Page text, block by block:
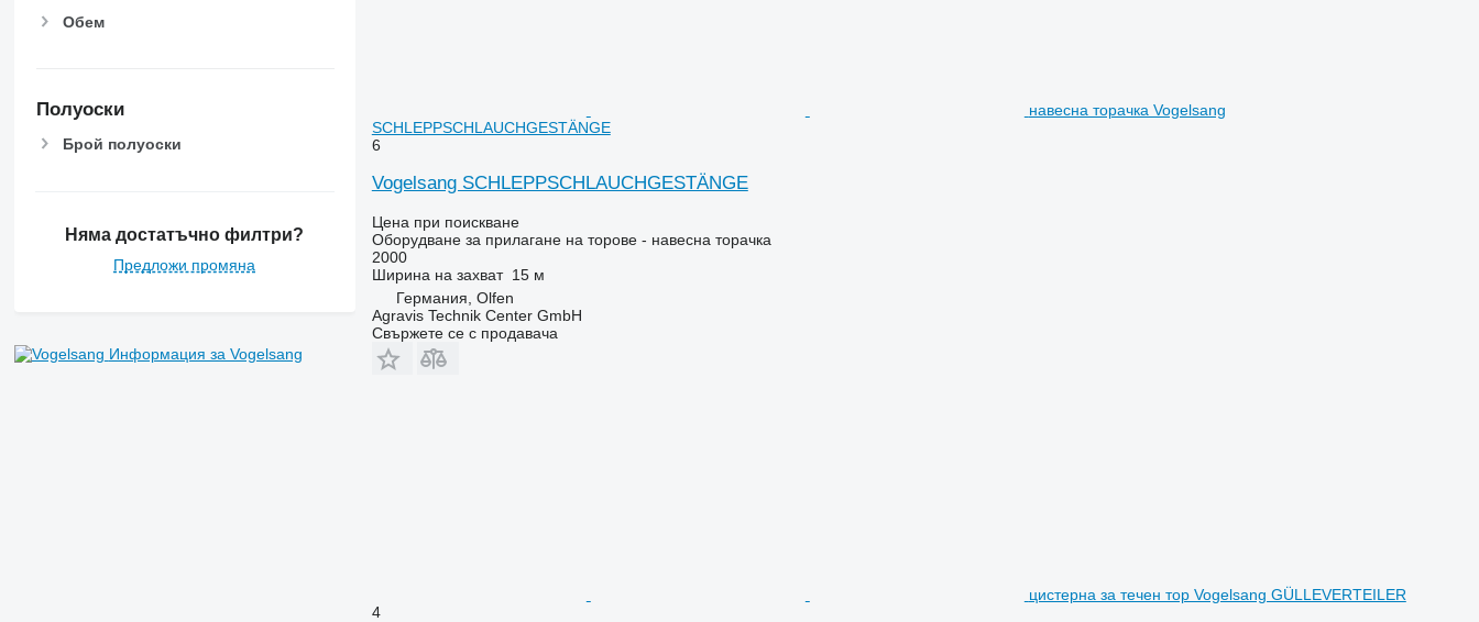
Обем
Полуоски
Брой полуоски
Няма достатъчно филтри?
Предложи промяна
Информация за Vogelsang
навесна торачка Vogelsang
SCHLEPPSCHLAUCHGESTÄNGE
6
Vogelsang SCHLEPPSCHLAUCHGESTÄNGE
Цена при поискване
Оборудване за прилагане на торове - навесна торачка
2000
Ширина на захват 15 м
Германия, Olfen
Agravis Technik Center GmbH
Свържете се с продавача
цистерна за течен тор Vogelsang GÜLLEVERTEILER
4